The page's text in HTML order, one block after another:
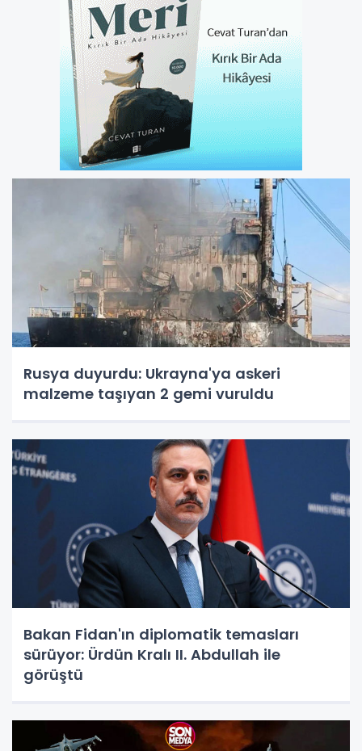
Rusya duyurdu: Ukrayna'ya askeri
malzeme taşıyan 2 gemi vuruldu
Bakan Fidan'ın diplomatik temasları
sürüyor: Ürdün Kralı II. Abdullah ile
görüştü